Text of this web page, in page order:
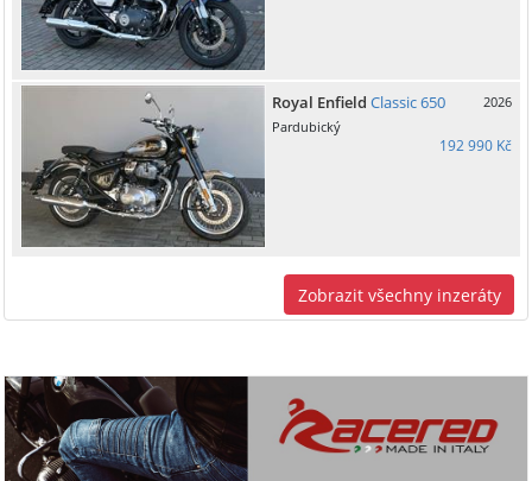
Royal Enfield Classic 650
2026
Pardubický
192 990 Kč
Zobrazit všechny inzeráty